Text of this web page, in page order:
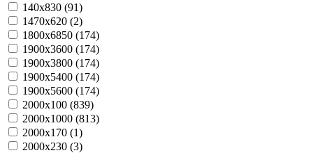
140х830 (91)
1470х620 (2)
1800х6850 (174)
1900х3600 (174)
1900х3800 (174)
1900х5400 (174)
1900х5600 (174)
2000х100 (839)
2000х1000 (813)
2000х170 (1)
2000х230 (3)